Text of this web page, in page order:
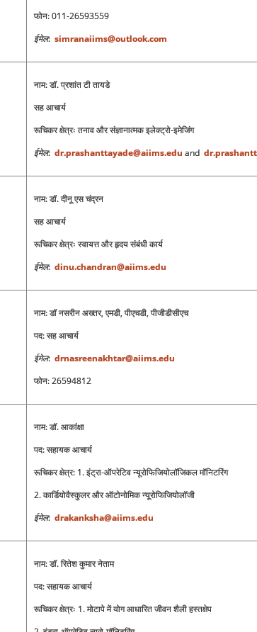
फोन: 011-26593559
ईमेल: simranaiims@outlook.com
नाम: डॉ. प्रशांत टी तायडे
सह आचार्य
रूचिकर क्षेत्रः तनाव और संज्ञानात्मक इलेक्ट्रो-इमेजिंग
ईमेल: dr.prashanttayade@aiims.edu and
नाम: डॉ. दीनू एस चंद्रन
सह आचार्य
रूचिकर क्षेत्रः स्वायत्त और हृदय संबंधी कार्य
ईमेल: dinu.chandran@aiims.edu
नाम: डॉ नसरीन अख्तर, एमडी, पीएचडी, पीजीडीसीएच
पद: सह आचार्य
ईमेल: drnasreenakhtar@aiims.edu
फोन: 26594812
नाम: डॉ. आकांक्षा
पद: सहायक आचार्य
रूचिकर क्षेत्र: 1. इंट्रा-ऑपरेटिव न्यूरोफिजियोलॉजिकल मॉनिटरिंग
2. कार्डियोवैस्कुलर और ऑटोनोमिक न्यूरोफिजियोलॉजी
ईमेल: drakanksha@aiims.edu
नाम: डॉ. रितेश कुमार नेताम
पद: सहायक आचार्य
रूचिकर क्षेत्रः 1. मोटापे में योग आधारित जीवन शैली हस्तक्षेप